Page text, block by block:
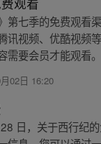
第七季的免费观看
讯视频、优酷视频
要会员才能观看。
02日 16:20
日，关于西行纪